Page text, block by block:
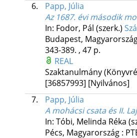
6.
Papp, Júlia
Az 1687. évi második
In: Fodor, Pál (szerk.)
Budapest,
343-389. , 47 p.
REAL
Szaktanulmány
[36857993] [Nyilvános]
7.
Papp, Júlia
A mohácsi csata és II.
In: Tóbi, Melinda Réka
Pécs, Magyarország :